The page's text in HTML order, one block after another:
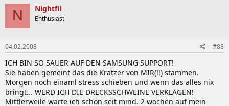
N Nightfil
Enthusiast
04.02.2008 #88
ICH BIN SO SAUER AUF DEN SAMSUNG SUPPORT!
Sie haben gemeint das die Kratzer von MIR(!!) stammen.
Morgen noch einaml stress schieben und wenn das alles nix
bringt... WERD ICH DIE DRECKSSCHWEINE VERKLAGEN!
Mittlerweile warte ich schon seit mind. 2 wochen auf mein